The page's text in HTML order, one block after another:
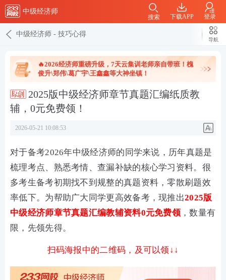
中级经济师
下载APP 登录
搜索
中级经济师 - 技巧心得
导航
🔥2026经济师重磅升级，7天云集训老师亲自带班！槐
俊升\郑伟\葛广宇\王鑫鑫等大神坐镇！
2025版中级经济师章节真题汇编纸质教
辅，0元免费领！
2026-05-21 10:08:53
对于备考2026年中级经济师的同学来说，历年真题是
梳理考点、熟悉考情、查漏补缺的核心学习资料。很
多考生备考初期找不到规整的真题资料，零散刷题效
率低下。为帮助广大同学更高效备考，现推出2025版
中级经济师章节真题汇编教辅资料0元免费领 ，数量有
限，先领先得。
扫码海报中的二维码，及可以领↓↓